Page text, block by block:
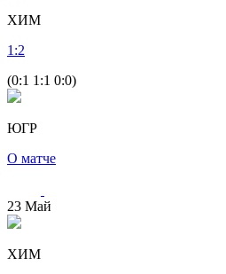
ХИМ
1 :2
(0:1 1:1 0:0)
ЮГР
О матче
23 Май
ХИМ